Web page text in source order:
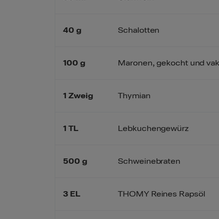
40 g
100 g
1 Zweig
1 TL
500 g
3 EL
Schalotten
Maronen, gekocht und
Thymian
Lebkuchengewürz
Schweinebraten
THOMY Reines Rapsöl